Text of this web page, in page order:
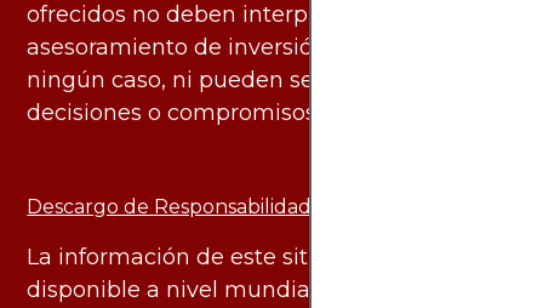
ofrecidos no deben interpretarse como
asesoramiento de inversión ni financiero en
ningún caso, ni pueden servir de base para
decisiones o compromisos de ningún tipo.
Descargo de Responsabilidad:
La información de este sitio web está
disponible a nivel mundial. Sin embargo, los